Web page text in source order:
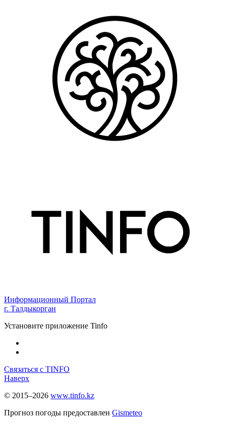
Информационный Портал
г. Талдыкорган
Установите приложение Tinfo
Связаться с TINFO
Наверх
© 2015–2026 www.tinfo.kz
Прогноз погоды предоставлен Gismeteo